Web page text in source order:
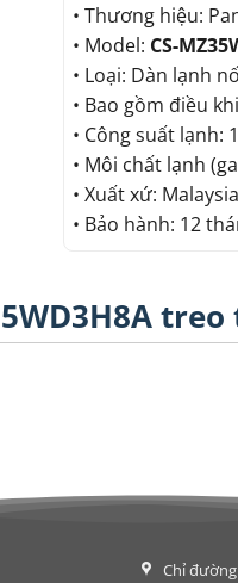
• Thương hiệu:
• Model: CS-
• Loại: Dàn lạnh
• Bao gồm điều
• Công suất lạnh:
• Môi chất lạnh
• Xuất xứ:
• Bảo hành: 12
Chỉ